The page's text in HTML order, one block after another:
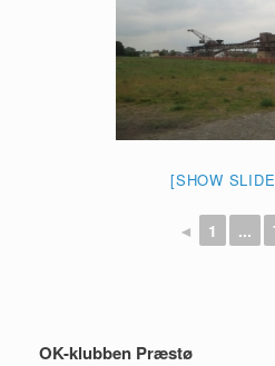
[SHOW
◄ 1 ...
OK-klubben Præstø